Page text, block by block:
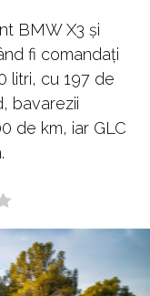
BMW X3 și
fi comandați
litri, cu 197 de
bavarezii
de km, iar GLC